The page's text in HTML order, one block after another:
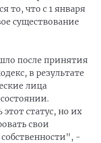
то, что с 1 января
существование
после принятия
в результате
лица
статус, но их
свои
-